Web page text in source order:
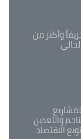
للغابات: 445 حريقاً وأكثر من
والتعدين
الاقتصاد